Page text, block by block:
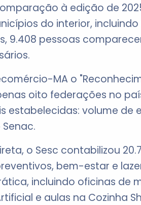
à edição de
do interior,
9.408 pessoas
MA o
oito federações no
estabelecidas: volume de
o Sesc contabilizou
bem-estar e
incluindo oficinas de
e aulas na Cozinha